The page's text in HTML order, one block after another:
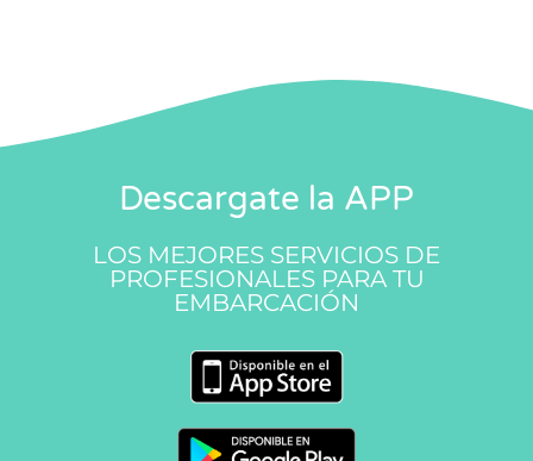
Descargate la APP
LOS MEJORES SERVICIOS DE
PROFESIONALES PARA TU
EMBARCACIÓN